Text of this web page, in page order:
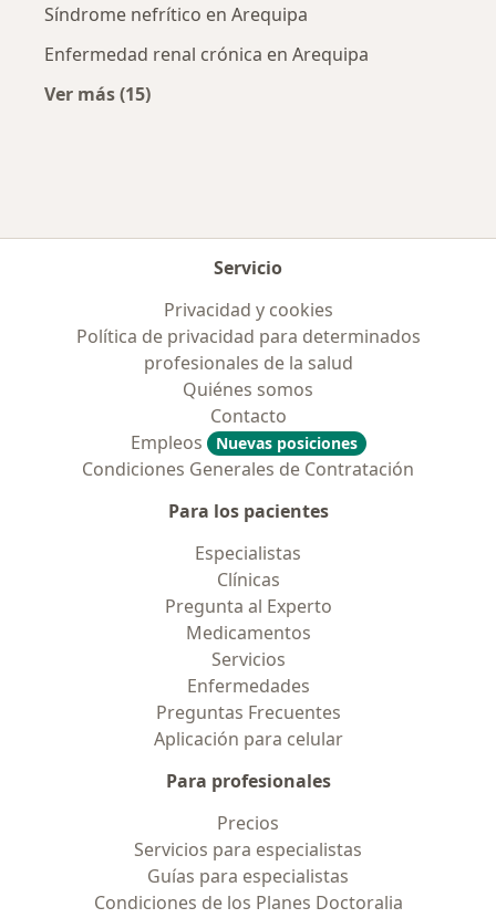
Síndrome nefrítico en Arequipa
Enfermedad renal crónica en Arequipa
Ver más (15)
Servicio
Privacidad y cookies
Política de privacidad para determinados
profesionales de la salud
Quiénes somos
Contacto
Empleos
Nuevas posiciones
Condiciones Generales de Contratación
Para los pacientes
Especialistas
Clínicas
Pregunta al Experto
Medicamentos
Servicios
Enfermedades
Preguntas Frecuentes
Aplicación para celular
Para profesionales
Precios
Servicios para especialistas
Guías para especialistas
Condiciones de los Planes Doctoralia